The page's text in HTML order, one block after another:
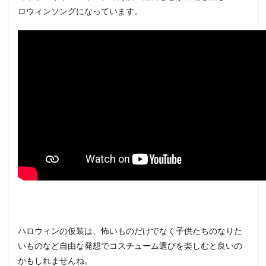
ロウィンソングになっています。
ハロウィンの仮装は、怖いものだけでなく子供たちのなりた
いものなど自由な発想でコスチューム選びを楽しむと良いの
かもしれませんね。